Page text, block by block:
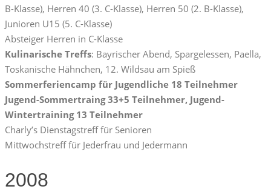
B-Klasse), Herren 40 (3. C-Klasse), Herren 50 (2. B-Klasse),
Junioren U15 (5. C-Klasse)
Absteiger Herren in C-Klasse
Kulinarische Treffs: Bayrischer Abend, Spargelessen, Paella,
Toskanische Hähnchen, 12. Wildsau am Spieß
Sommerferiencamp für Jugendliche 18 Teilnehmer
Jugend-Sommertraing 33+5 Teilnehmer, Jugend-
Wintertraining 13 Teilnehmer
Charly’s Dienstagstreff für Senioren
Mittwochstreff für Jederfrau und Jedermann
2008